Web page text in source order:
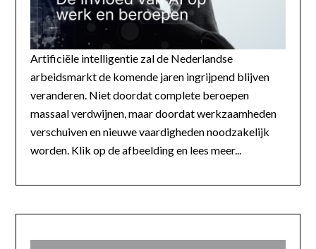
Artificiële intelligentie zal de Nederlandse
arbeidsmarkt de komende jaren ingrijpend blijven
veranderen. Niet doordat complete beroepen
massaal verdwijnen, maar doordat werkzaamheden
verschuiven en nieuwe vaardigheden noodzakelijk
worden. Klik op de afbeelding en lees meer...